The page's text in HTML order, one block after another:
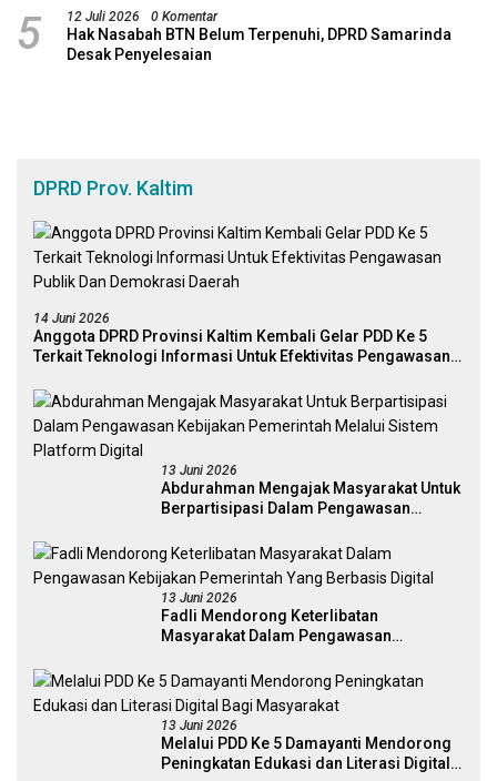
5 12 Juli 2026 0 Komentar
Hak Nasabah BTN Belum Terpenuhi, DPRD Samarinda
Desak Penyelesaian
DPRD Prov. Kaltim
14 Juni 2026
Anggota DPRD Provinsi Kaltim Kembali Gelar PDD Ke 5
Terkait Teknologi Informasi Untuk Efektivitas Pengawasan
13 Juni 2026
Abdurahman Mengajak Masyarakat Untuk
Berpartisipasi Dalam Pengawasan
Platform Digital
13 Juni 2026
Fadli Mendorong Keterlibatan
Masyarakat Dalam Pengawasan
Digital
13 Juni 2026
Melalui PDD Ke 5 Damayanti Mendorong
Peningkatan Edukasi dan Literasi Digital